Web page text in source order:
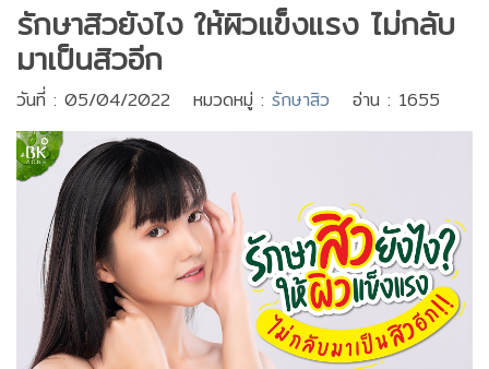
รักษาสิวยังไง ให้ผิวแข็งแรง ไม่กลับ
มาเป็นสิวอีก
วันที่ : 05/04/2022 หมวดหมู่ : รักษาสิว อ่าน : 1655